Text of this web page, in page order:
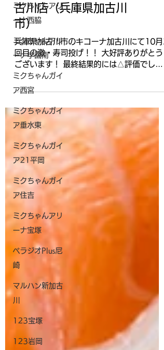
ミクちゃんアリ
ーナ西脇
ミクちゃんアリ
ーナ学園南
ミクちゃんガイ
ア西宮
ミクちゃんガイ
ア垂水東
ミクちゃんガイ
ア21平岡
ミクちゃんガイ
ア住吉
ミクちゃんアリ
ーナ宝塚
ベラジオPlus尼
崎
マルハン新加古
川
123宝塚
123岩岡
10/29（土）キコーナ加
古川店（兵庫県加古川
兵庫県加古川市のキコーナ加古川にて10月2
回目の激・寿司投げ！！ 大好評ありがとう
ございます！ 最終結果的には△評価でした
が、結果は、<全台系複数×単品複数>の強い
状況でした！ 閃乱カグラ・アクエリオン
AS・鉄拳5・笑ゥ4が全台系！全て6.5号機
でした！...